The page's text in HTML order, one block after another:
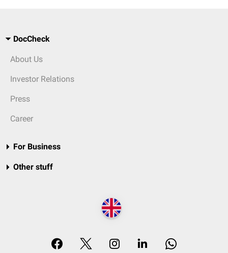
DocCheck
About Us
Investor Relations
Press
Career
For Business
Other stuff